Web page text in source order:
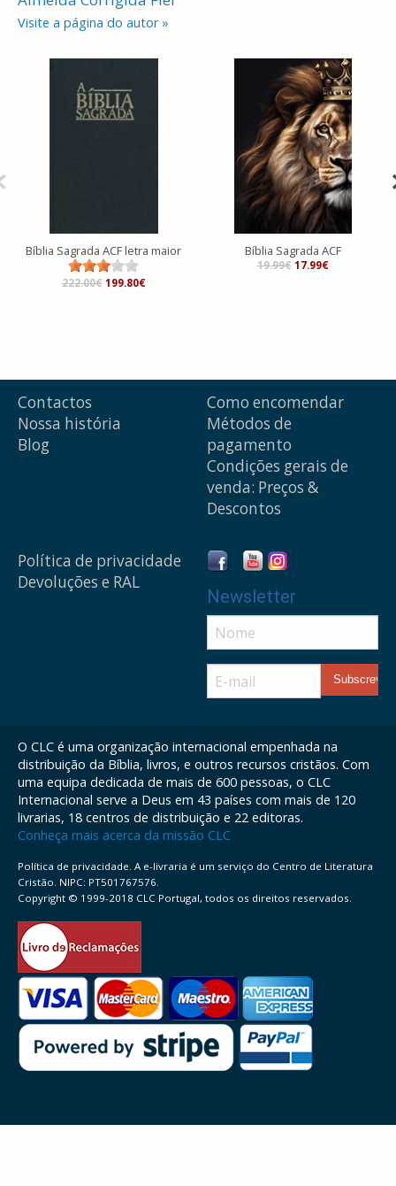
Visite a página do autor »
Bíblia Sagrada ACF letra maior
222.00€ 199.80€
Bíblia Sagrada ACF
19.99€ 17.99€
Contactos
Nossa história
Blog
Como encomendar
Métodos de
pagamento
Condições gerais de
venda: Preços &
Descontos
Política de privacidade
Devoluções e RAL
Newsletter
O CLC é uma organização internacional empenhada na
distribuição da Bíblia, livros, e outros recursos cristãos. Com
uma equipa dedicada de mais de 600 pessoas, o CLC
Internacional serve a Deus em 43 países com mais de 120
livrarias, 18 centros de distribuição e 22 editoras.
Conheça mais acerca da missão CLC
Política de privacidade. A e-livraria é um serviço do Centro de Literatura
Cristão. NIPC: PT501767576.
Copyright © 1999-2018 CLC Portugal, todos os direitos reservados.